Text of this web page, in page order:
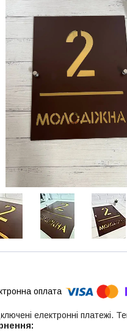
електронні